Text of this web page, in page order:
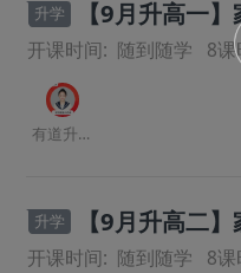
升学 【9月升高一
开课时间: 随到随学 8
有道升学规划师
升学 【9月升高二
开课时间: 随到随学 8课